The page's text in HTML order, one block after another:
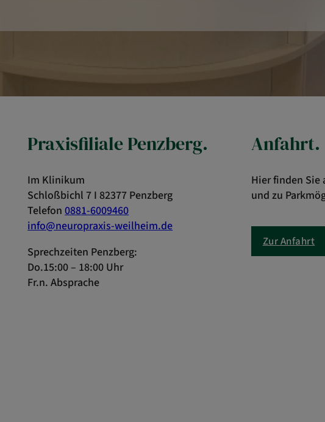
Praxisfiliale Penzberg.
Im Klinikum
Schloßbichl 7 I 82377 Penzberg
Telefon0881-6009460
info@neuropraxis-weilheim.de
Sprechzeiten Penzberg:
Do.15:00 – 18:00 Uhr
Fr.n. Absprache
Anfahrt.
Hier finden Sie
und zu
Zur Anfahrt